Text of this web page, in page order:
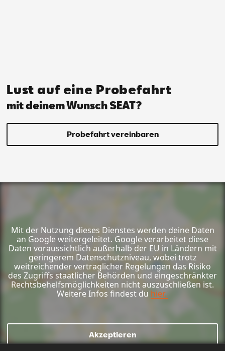
Lust auf eine Probefahrt
mit deinem Wunsch SEAT?
Probefahrt vereinbaren
Mit der Nutzung dieses Dienstes werden deine Daten
an Google weitergeleitet. Google verarbeitet diese
Daten voraussichtlich außerhalb der EU in Ländern mit
geringerem Datenschutzniveau, wobei trotz
weitreichender vertraglicher Regelungen das Risiko
des Zugriffs staatlicher Behörden und eingeschränkter
Rechtsbehelfsmöglichkeiten nicht auszuschließen ist.
Weitere Infos findest du hier.
Akzeptieren